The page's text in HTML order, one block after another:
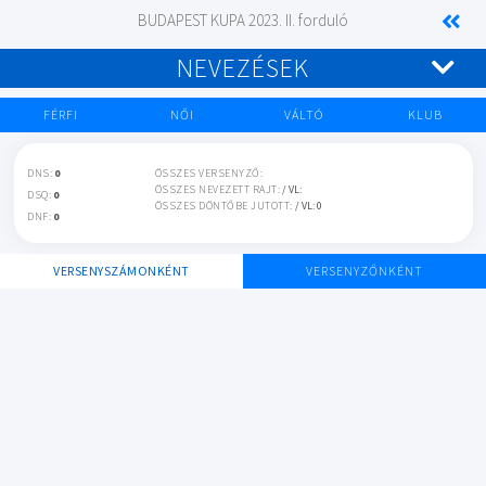
BUDAPEST KUPA 2023. II. forduló
NEVEZÉSEK
FÉRFI NŐI VÁLTÓ KLUB
DNS: 0
DSQ: 0
DNF: 0
ÖSSZES VERSENYZŐ:
ÖSSZES NEVEZETT RAJT:/ VL:
ÖSSZES DÖNTŐBE JUTOTT: / VL: 0
VERSENYSZÁMONKÉNT VERSENYZŐNKÉNT